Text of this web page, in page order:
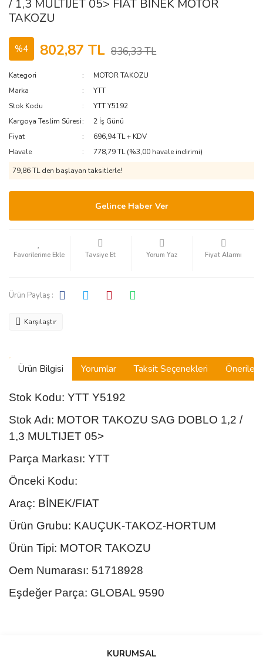
/ 1,3 MULTIJET 05> FIAT BİNEK MOTOR
TAKOZU
%4 802,87 TL 836,33 TL
Kategori
MOTOR TAKOZU
Marka
YTT
Stok Kodu
YTT Y5192
Kargoya Teslim Süresi
2 İş Günü
Fiyat
696,94 TL + KDV
Havale
778,79 TL (%3,00 havale indirimi)
79,86 TL den başlayan taksitlerle!
Gelince Haber Ver
Tavsiye Et Yorum Yaz Fiyat Alarmı
Ürün Paylaş :
Karşılaştır
Ürün Bilgisi Yorumlar Taksit Seçenekleri
Stok Kodu: YTT Y5192
Stok Adı: MOTOR TAKOZU SAG DOBLO 1,2 /
1,3 MULTIJET 05>
Parça Markası: YTT
Önceki Kodu:
Araç: BİNEK/FIAT
Ürün Grubu: KAUÇUK-TAKOZ-HORTUM
Ürün Tipi: MOTOR TAKOZU
Oem Numarası: 51718928
Eşdeğer Parça: GLOBAL 9590
Bu ürüne ilk yorumu siz yapın!
KURUMSAL